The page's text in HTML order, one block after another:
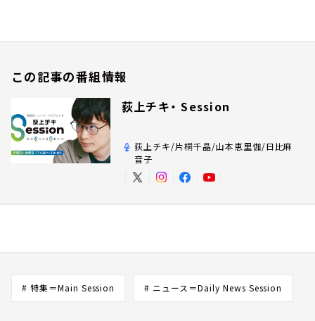
この記事の番組情報
荻上チキ・ Session
荻上チキ/片桐千晶/山本恵里伽/日比麻
音子
# 特集＝Main Session # ニュース＝Daily News Session